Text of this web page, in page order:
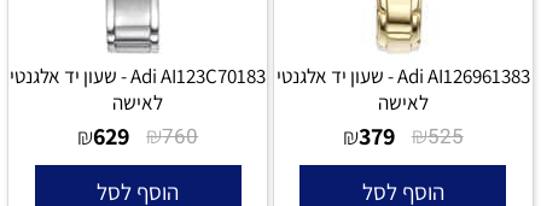
Adi AI126961383 - שעון יד אלגנטי
לאישה
₪525
₪379
הוסף לסל
Adi AI123C70183 - שעון יד אלגנטי
לאישה
₪760
₪629
הוסף לסל